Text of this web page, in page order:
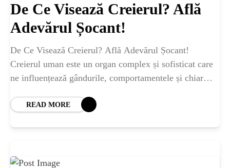
De Ce Visează Creierul? Află
Adevărul Șocant!
De Ce Visează Creierul? Află Adevărul Șocant!
Creierul uman este un organ complex și sofisticat care
ne influențează gândurile, comportamentele și chiar
READ MORE